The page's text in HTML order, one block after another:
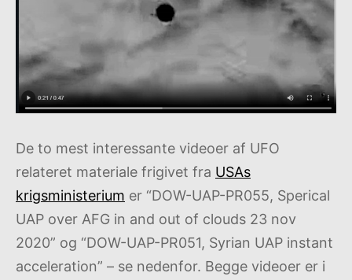
De to mest interessante videoer af UFO
relateret materiale frigivet fra USAs
krigsministerium er “DOW-UAP-PR055, Sperical
UAP over AFG in and out of clouds 23 nov
2020” og “DOW-UAP-PR051, Syrian UAP instant
acceleration” – se nedenfor. Begge videoer er i